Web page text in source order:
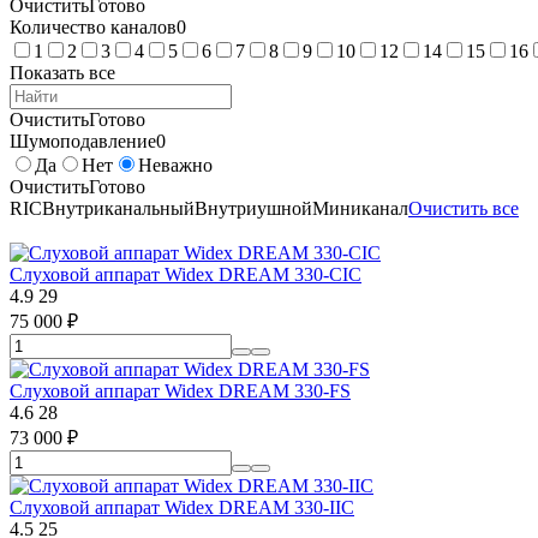
ОчиститьГотово
Количество каналов0
1
2 3 4 5 6 7 8 9 10 12 14 15 16
Показать все
ОчиститьГотово
Шумоподавление0
Да
Нет
Неважно
ОчиститьГотово
RICВнутриканальныйВнутриушнойМиниканалОчистить все
Слуховой аппарат Widex DREAM 330-CIC
4.9 29
75 000 ₽
Слуховой аппарат Widex DREAM 330-FS
4.6 28
73 000 ₽
Слуховой аппарат Widex DREAM 330-IIC
4.5 25